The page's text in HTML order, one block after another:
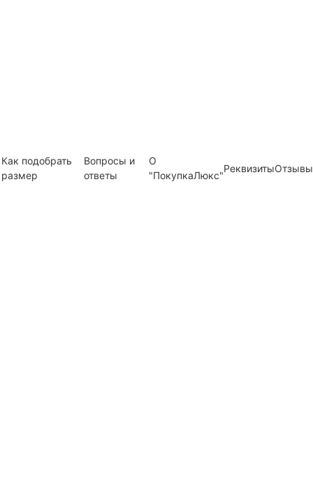
Как подобрать
размер
Вопросы и
ответы
О
"ПокупкаЛюкс"
РеквизитыОтзывы